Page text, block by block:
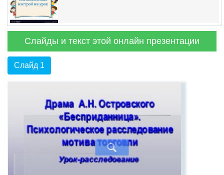
Слайды и текст этой онлайн презентации
Слайд 1